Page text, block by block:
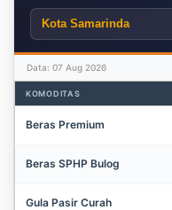
Data: 07 Aug 2026
KOMODITAS
Beras Premium
Beras SPHP Bulog
Gula Pasir Curah